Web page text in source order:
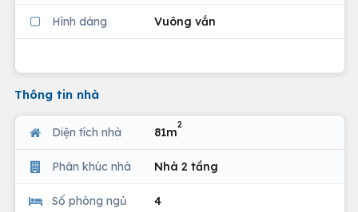
Hình dáng Vuông vắn
Thông tin nhà
Diện tích nhà 81m
2
Phân khúc nhà Nhà 2 tầng
Số phòng ngủ 4